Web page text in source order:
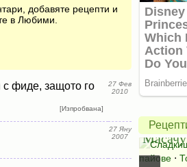
добавяте рецепти и
в Любими.
фиде, защото го
[Изпробвана]
27 Фев
2010
27 Яну
2007
Салати с марули (зелени
пай
от
пайове ⋅